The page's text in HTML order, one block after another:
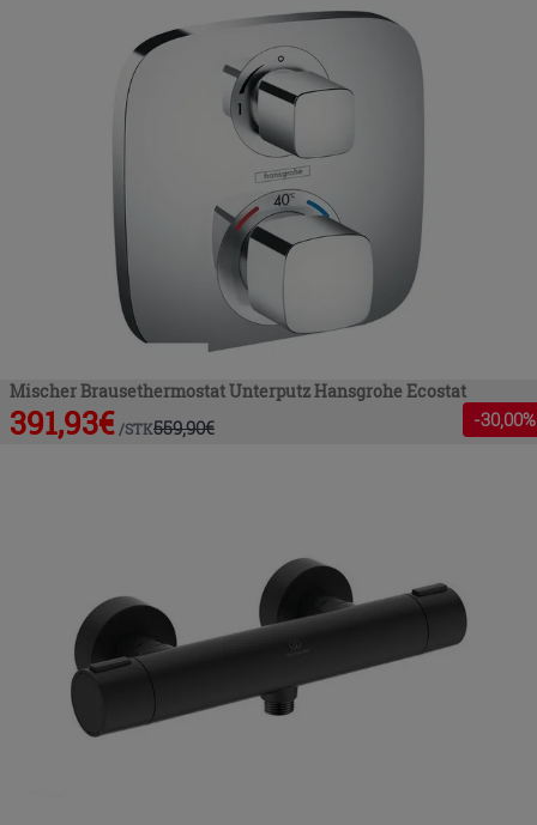
Mischer Brausethermostat Unterputz Hansgrohe Ecostat
391,93€ /STK559,90€ -30,00%